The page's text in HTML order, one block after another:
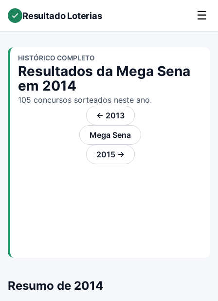
Resultado Loterias ☰
HISTÓRICO COMPLETO
Resultados da Mega Sena
em 2014
105 concursos sorteados neste ano.
← 2013
Mega Sena
2015 →
Resumo de 2014